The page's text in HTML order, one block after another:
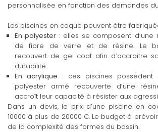
personnalisée en fonction des demandes
Les piscines en coque peuvent être
En polyester : elles se composent d’une
de fibre de verre et de résine. Le
recouvert de gel coat afin d’accroitre
durabilité.
En acrylique : ces piscines possèdent
polyester armé recouverte d’une
accroît leur capacité à résister aux
Dans un devis, le prix d’une piscine en
10000 à plus de 20000 €. Le budget à
de la complexité des formes du bassin.